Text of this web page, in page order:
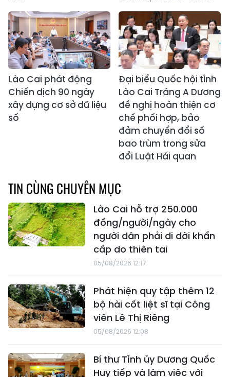
Lào Cai phát động
Chiến dịch 90 ngày
xây dựng cơ sở dữ liệu
số
Đại biểu Quốc hội tỉnh
Lào Cai Tráng A Dương
đề nghị hoàn thiện cơ
chế phối hợp, bảo
đảm chuyển đổi số
bao trùm trong sửa
đổi Luật Hải quan
TIN CÙNG CHUYÊN MỤC
Lào Cai hỗ trợ 250.000
đồng/người/ngày cho
người dân phải di dời khẩn
cấp do thiên tai
05/08/2026 12:17
Phát hiện quy tập thêm 12
bộ hài cốt liệt sĩ tại Công
viên Lê Thị Riêng
05/08/2026 12:08
Bí thư Tỉnh ủy Dương Quốc
Huy tiếp và làm việc với